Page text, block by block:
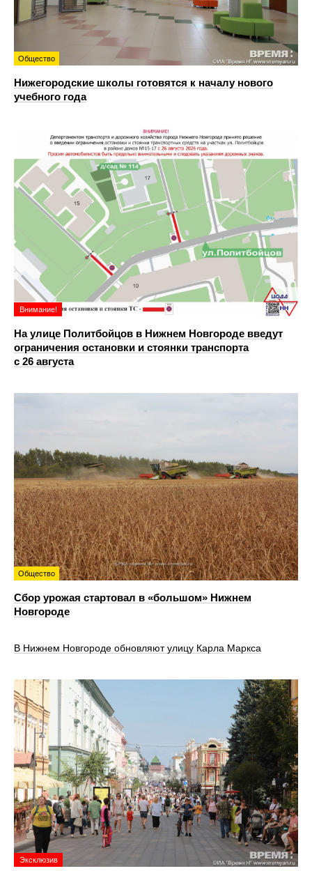
Общество
Нижегородские школы готовятся к началу нового
учебного года
Внимание!
На улице Политбойцов в Нижнем Новгороде введут
ограничения остановки и стоянки транспорта
с 26 августа
Общество
Сбор урожая стартовал в «большом» Нижнем
Новгороде
В Нижнем Новгороде обновляют улицу Карла Маркса
Эксклюзив